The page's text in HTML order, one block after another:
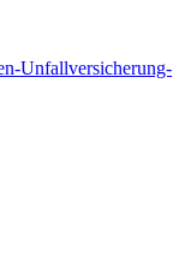
Unfallversicherung-